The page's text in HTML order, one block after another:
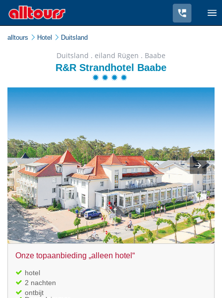
alltours Hotel Duitsland
Duitsland . eiland Rügen . Baabe
R&R Strandhotel Baabe
Onze topaanbieding „alleen hotel“
hotel
2 nachten
ontbijt